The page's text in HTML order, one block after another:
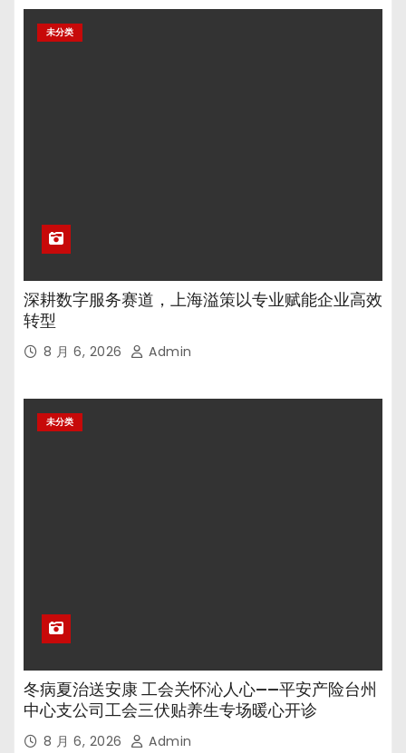
未分类
深耕数字服务赛道，上海溢策以专业赋能企业高效
转型
8 月 6, 2026 Admin
未分类
冬病夏治送安康 工会关怀沁人心——平安产险台州
中心支公司工会三伏贴养生专场暖心开诊
8 月 6, 2026 Admin